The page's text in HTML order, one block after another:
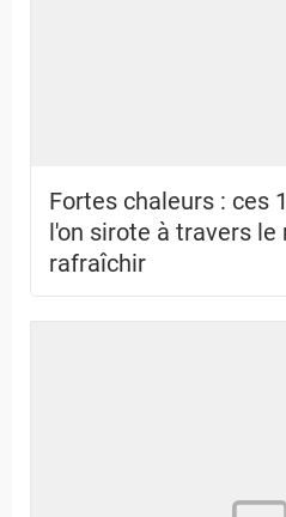
Fortes chaleurs : ces
l'on sirote à travers le
rafraîchir